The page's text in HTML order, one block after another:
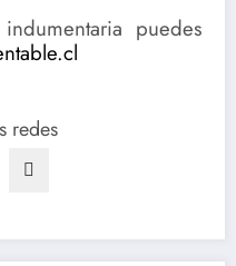
puedes
redes